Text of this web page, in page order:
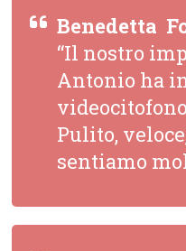
Benedetta 
“Il nostro
Antonio ha
Pulito,
sentiamo